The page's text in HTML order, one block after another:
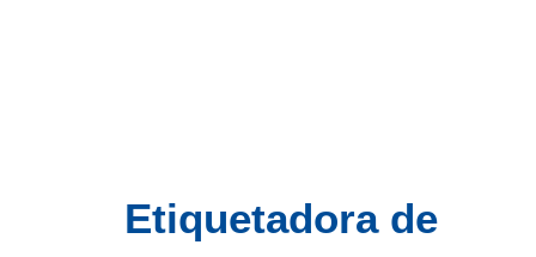
Etiquetadora de